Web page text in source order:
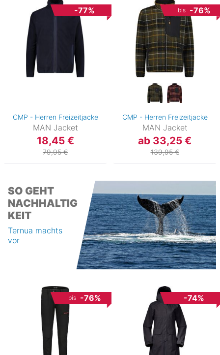
-77%
CMP - Herren Freizeitjacke
MAN Jacket
18,45 €
79,95 €
bis -76%
CMP - Herren Freizeitjacke
MAN Jacket
ab 33,25 €
139,95 €
SO GEHT
NACHHALTIG
KEIT
Ternua machts
vor
bis -76% -74%